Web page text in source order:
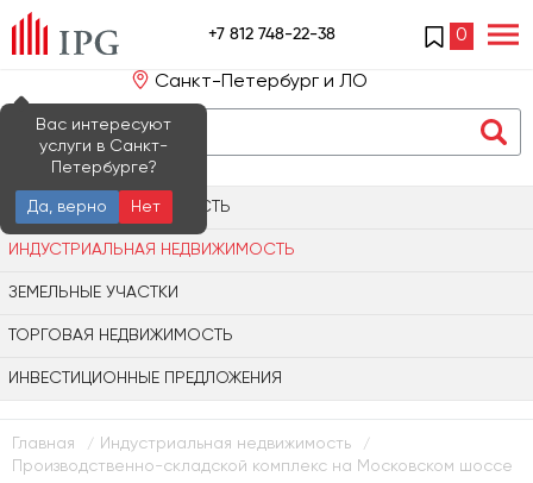
+7 812 748-22-38 0
Санкт-Петербург и ЛО
Вас интересуют
услуги в Санкт-
Петербурге?
Да, верно Нет
ОФИСНАЯ НЕДВИЖИМОСТЬ
ИНДУСТРИАЛЬНАЯ НЕДВИЖИМОСТЬ
ЗЕМЕЛЬНЫЕ УЧАСТКИ
ТОРГОВАЯ НЕДВИЖИМОСТЬ
ИНВЕСТИЦИОННЫЕ ПРЕДЛОЖЕНИЯ
Главная / Индустриальная недвижимость /
Производственно-складской комплекс на Московском шоссе